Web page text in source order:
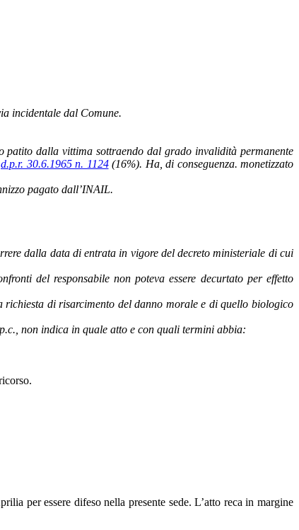
incidentale dal Comune.
dalla vittima sottraendo dal grado invalidità permanente
d.p.r. 30.6.1965 n. 1124(16%). Ha, di conseguenza. monetizzato
pagato dall’INAIL.
dalla data di entrata in vigore del decreto ministeriale di cui
del responsabile non poteva essere decurtato per effetto
di risarcimento del danno morale e di quello biologico
non indica in quale atto e con quali termini abbia:
per essere difeso nella presente sede. L’atto reca in margine